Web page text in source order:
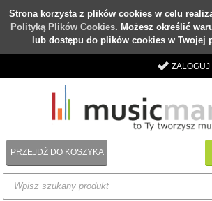
Strona korzysta z plików cookies w celu
Polityką Plików Cookies. Możesz określić
lub dostępu do plików cookies w Twojej
ZALOGUJ
PRZEJDŹ DO KOSZYKA